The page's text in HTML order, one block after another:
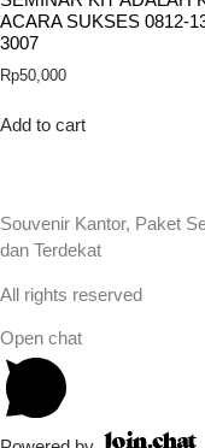
ACARA SUKSES 0812-
3007
Rp50,000
Add to cart
Souvenir Kantor, Paket
dan Terdekat
All rights reserved
Open chat